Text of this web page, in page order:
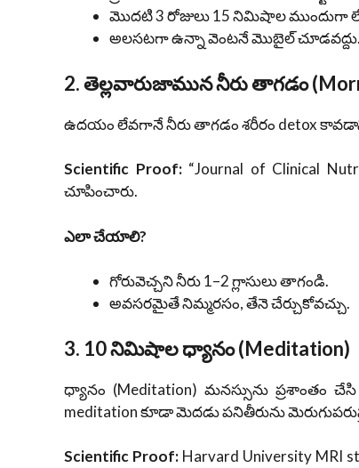
మొదటి 3 రోజులు 15 నిమిషాల ముందుగా
అలసటగా ఉన్నా వెంటనే మొబైల్ చూడవద్దు.
2. తెల్లవారుజామున నీరు తాగడం
ఉదయం లేవగానే నీరు తాగడం శరీరం detox
Scientific Proof:“Journal of Clinical
చూపించారు.
ఎలా చేయాలి?
గోరువెచ్చని నీరు 1–2 గ్లాసులు తాగండి.
అవసరమైతే నిమ్మరసం, తేనె చేర్చుకోవచ్చు.
3. 10 నిమిషాల ధ్యానం (Meditation)
ధ్యానం (Meditation) మనస్సును ప్రశాంతం
meditation కూడా మెదడు పనితీరును
Scientific Proof:Harvard University MRI